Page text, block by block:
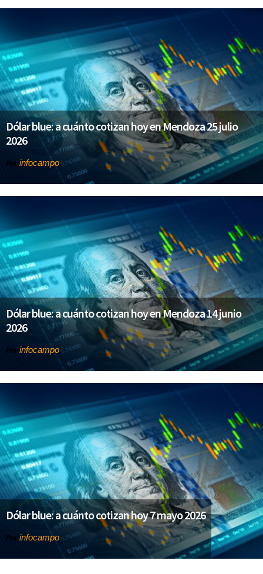
Dólar blue: a cuánto cotizan hoy en Mendoza 25 julio
2026
Por infocampo
Dólar blue: a cuánto cotizan hoy en Mendoza 14 junio
2026
Por infocampo
Dólar blue: a cuánto cotizan hoy 7 mayo 2026
Por infocampo